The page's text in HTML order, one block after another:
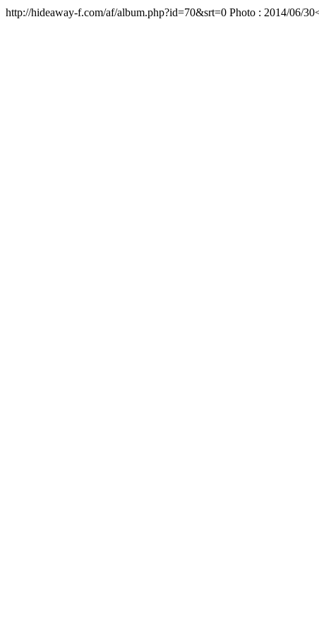
http://hideaway-f.com/af/album.php?id=70&srt=0 Photo : 2014/06/